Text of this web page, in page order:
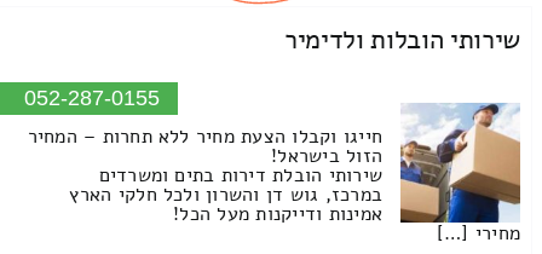
שירותי הובלות ולדימיר
052-287-0155
חייגו וקבלו הצעת מחיר ללא תחרות – המחיר
הזול בישראל!
שירותי הובלת דירות בתים ומשרדים
במרכז, גוש דן והשרון ולכל חלקי הארץ
אמינות ודייקנות מעל הכל!
מחירי […]